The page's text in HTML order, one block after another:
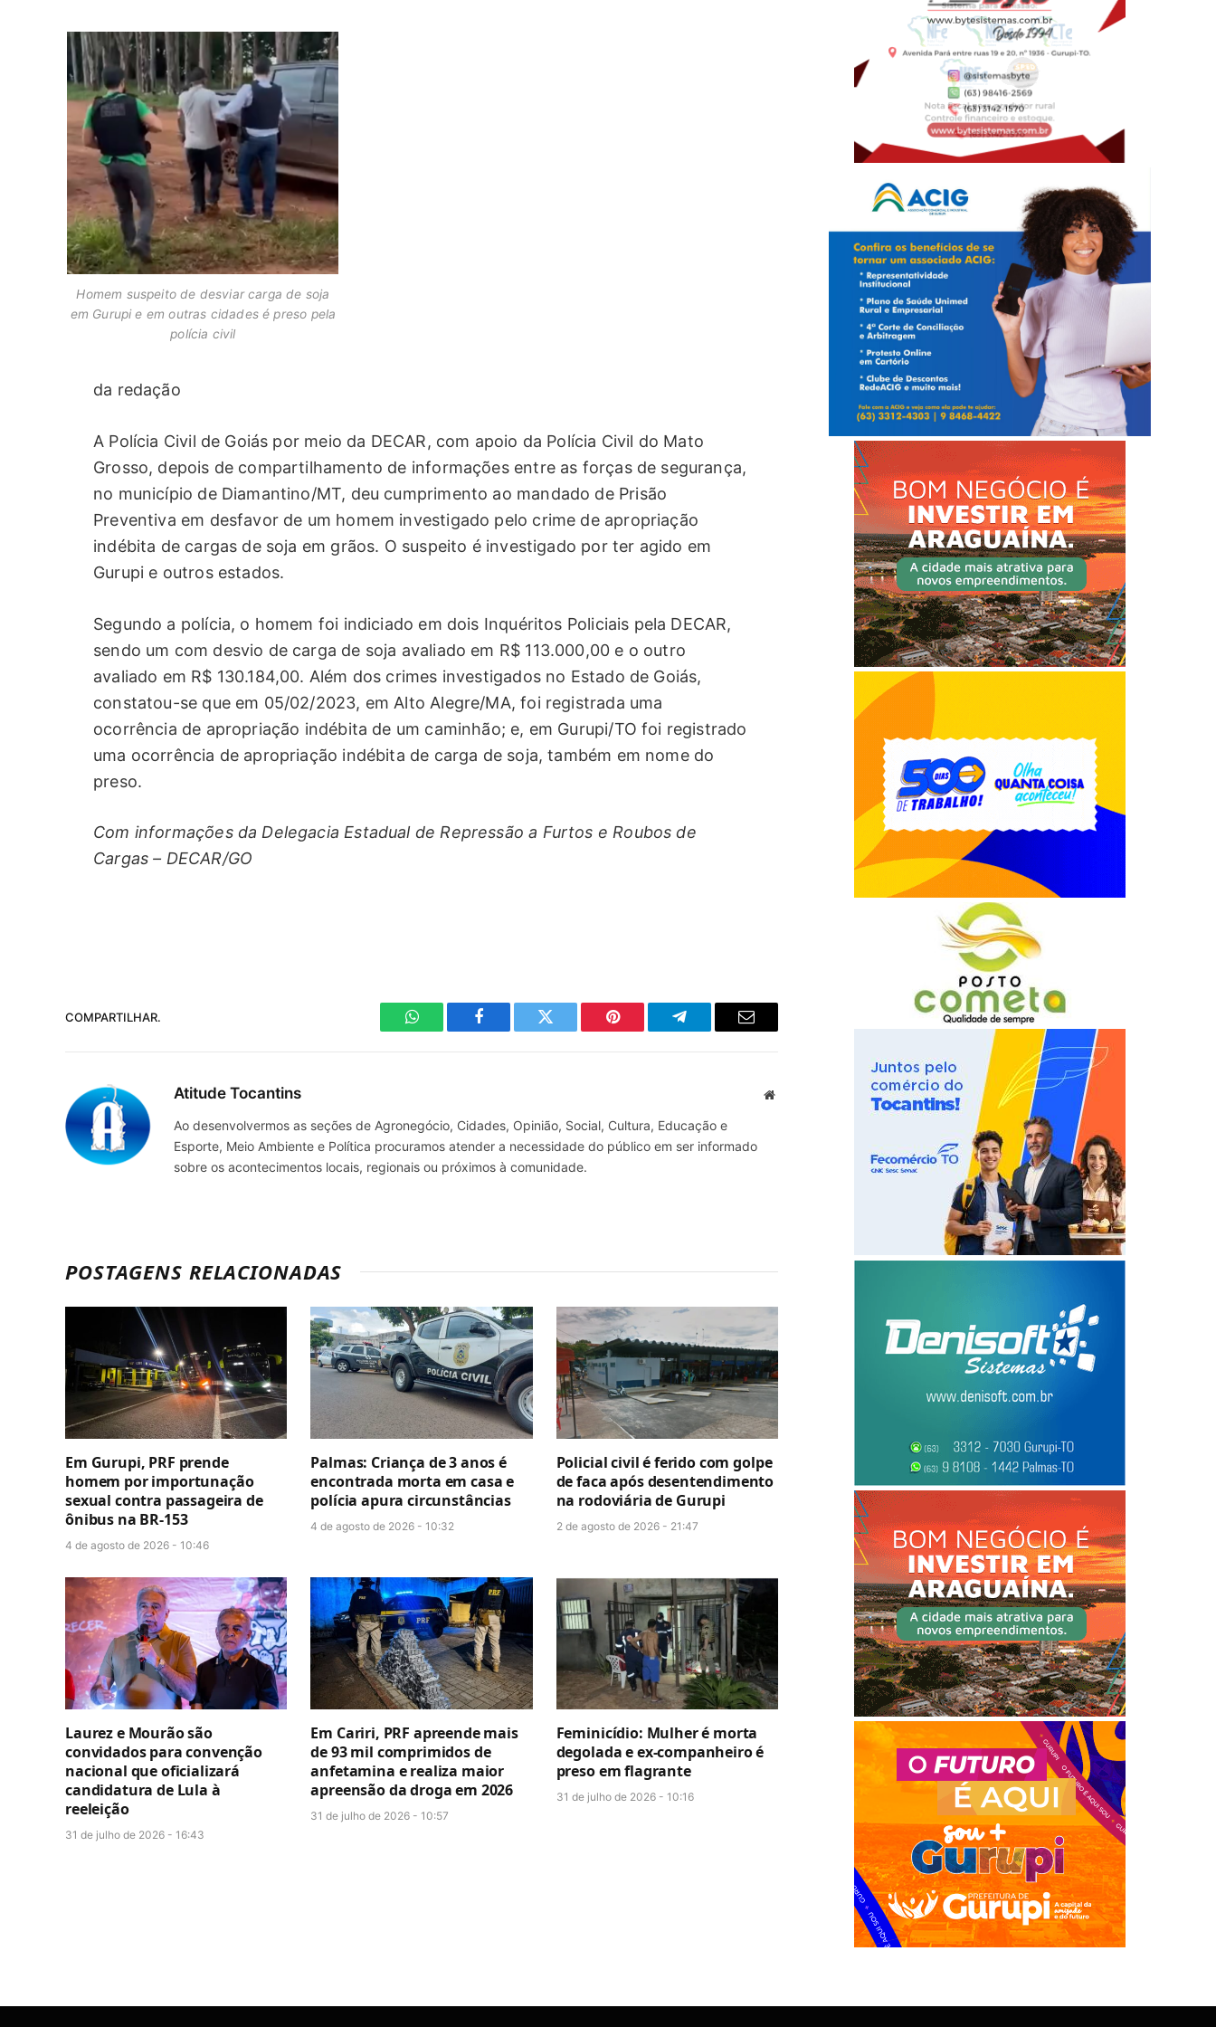
Homem suspeito de desviar carga de soja
em Gurupi e em outras cidades é preso pela
polícia civil
da redação
A Polícia Civil de Goiás por meio da DECAR, com apoio da Polícia Civil do Mato
Grosso, depois de compartilhamento de informações entre as forças de segurança,
no município de Diamantino/MT, deu cumprimento ao mandado de Prisão
Preventiva em desfavor de um homem investigado pelo crime de apropriação
indébita de cargas de soja em grãos. O suspeito é investigado por ter agido em
Gurupi e outros estados.
Segundo a polícia, o homem foi indiciado em dois Inquéritos Policiais pela DECAR,
sendo um com desvio de carga de soja avaliado em R$ 113.000,00 e o outro
avaliado em R$ 130.184,00. Além dos crimes investigados no Estado de Goiás,
constatou-se que em 05/02/2023, em Alto Alegre/MA, foi registrada uma
ocorrência de apropriação indébita de um caminhão; e, em Gurupi/TO foi registrado
uma ocorrência de apropriação indébita de carga de soja, também em nome do
preso.
Com informações da Delegacia Estadual de Repressão a Furtos e Roubos de
Cargas – DECAR/GO
COMPARTILHAR.
WhatsAppFacebook Twitter Pinterest TelegramaE-
Atitude Tocantins Site
Ao desenvolvermos as seções de Agronegócio, Cidades, Opinião, Social, Cultura, Educação e
Esporte, Meio Ambiente e Política procuramos atender a necessidade do público em ser informado
sobre os acontecimentos locais, regionais ou próximos à comunidade.
POSTAGENS RELACIONADAS
Em Gurupi, PRF prende
homem por importunação
sexual contra passageira de
ônibus na BR-153
4 de agosto de 2026 - 10:46
Palmas: Criança de 3 anos é
encontrada morta em casa e
polícia apura circunstâncias
4 de agosto de 2026 - 10:32
Policial civil é ferido com golpe
de faca após desentendimento
na rodoviária de Gurupi
2 de agosto de 2026 - 21:47
Laurez e Mourão são
convidados para convenção
nacional que oficializará
candidatura de Lula à
reeleição
31 de julho de 2026 - 16:43
Em Cariri, PRF apreende mais
de 93 mil comprimidos de
anfetamina e realiza maior
apreensão da droga em 2026
31 de julho de 2026 - 10:57
Feminicídio: Mulher é morta
degolada e ex-companheiro é
preso em flagrante
31 de julho de 2026 - 10:16